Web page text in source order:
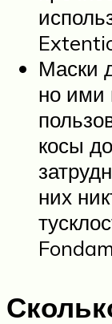
Маски
но ими
косы
них